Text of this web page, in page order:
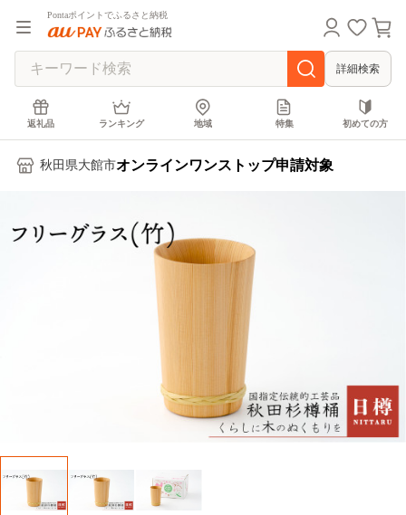
Pontaポイントでふるさと納税
詳細検索
返礼品 ランキング 地域 特集 初めての方
秋田県大館市オンラインワンストップ申請対象